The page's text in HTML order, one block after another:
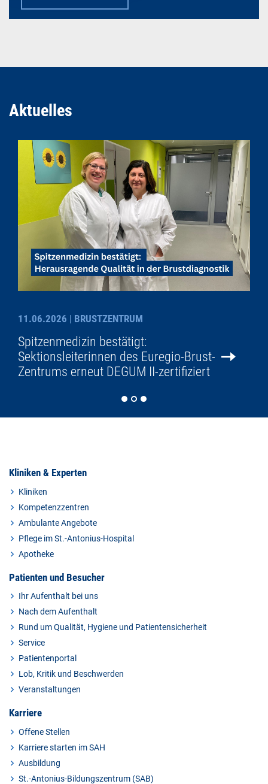
Aktuelles
11.06.2026 | BRUSTZENTRUM
Spitzenmedizin bestätigt:
Sektionsleiterinnen des Euregio-Brust-
Zentrums erneut DEGUM II-zertifiziert
Kliniken & Experten
Kliniken
Kompetenzzentren
Ambulante Angebote
Pflege im St.-Antonius-Hospital
Apotheke
Patienten und Besucher
Ihr Aufenthalt bei uns
Nach dem Aufenthalt
Rund um Qualität, Hygiene und Patientensicherheit
Service
Patientenportal
Lob, Kritik und Beschwerden
Veranstaltungen
Karriere
Offene Stellen
Karriere starten im SAH
Ausbildung
St.-Antonius-Bildungszentrum (SAB)